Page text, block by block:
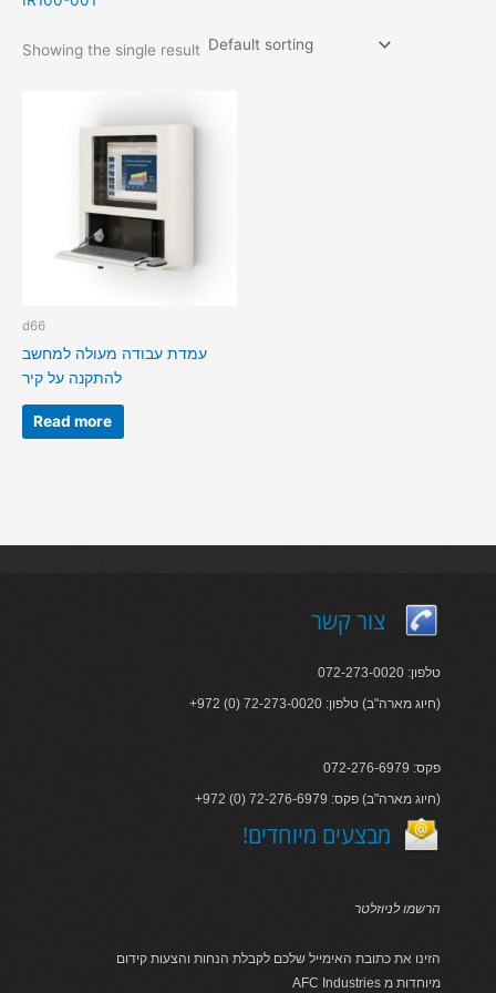
Showing the single result
d66
עמדת עבודה מעולה למחשב
להתקנה על קיר
Read more
צור קשר
טלפון: 072-273-0020
+972 (0) 72-273-0020 :חיוג מארה"ב) טלפון)
פקס: 072-276-6979
+972 (0) 72-276-6979 :חיוג מארה"ב) פקס)
!מבצעים מיוחדים
הרשמו לניוזלטר
הזינו את כתובת האימייל שלכם לקבלת הנחות והצעות קידום
AFC Industries מיוחדות מ